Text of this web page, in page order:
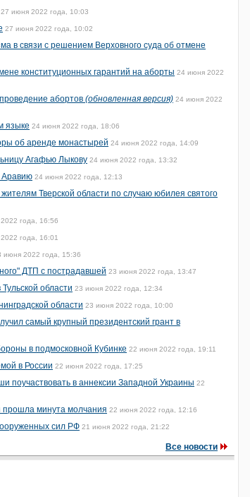
27 июня 2022 года, 10:03
27 июня 2022 года, 10:02
в связи с решением Верховного суда об отмене
конституционных гарантий на аборты 24 июня 2022
абортов (обновленная версия) 24 июня 2022
языке 24 июня 2022 года, 18:06
об аренде монастырей 24 июня 2022 года, 14:09
Агафью Лыкову 24 июня 2022 года, 13:32
Аравию 24 июня 2022 года, 12:13
Тверской области по случаю юбилея святого
года, 16:56
года, 16:01
июня 2022 года, 15:36
ДТП с пострадавшей 23 июня 2022 года, 13:47
области 23 июня 2022 года, 12:34
области 23 июня 2022 года, 10:00
самый крупный президентский грант в
в подмосковной Кубинке 22 июня 2022 года, 19:11
в России 22 июня 2022 года, 17:25
поучаствовать в аннексии Западной Украины 22
прошла минута молчания 22 июня 2022 года, 12:16
сил РФ 21 июня 2022 года, 21:22
Все новости